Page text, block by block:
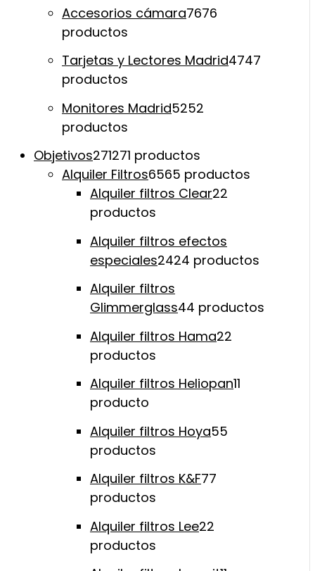
Accesorios cámara7676
productos
Tarjetas y Lectores Madrid4747
productos
Monitores Madrid5252
productos
Objetivos271271 productos
Alquiler Filtros6565 productos
Alquiler filtros Clear22
productos
Alquiler filtros efectos
especiales2424 productos
Alquiler filtros
Glimmerglass44 productos
Alquiler filtros Hama22
productos
Alquiler filtros Heliopan11
producto
Alquiler filtros Hoya55
productos
Alquiler filtros K&F77
productos
Alquiler filtros Lee22
productos